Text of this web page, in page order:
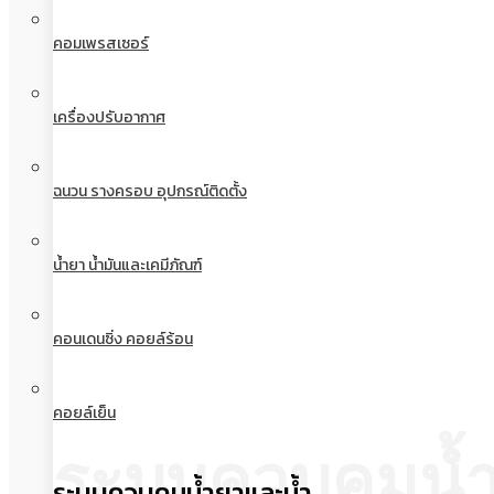
คอมเพรสเซอร์
เครื่องปรับอากาศ
ฉนวน รางครอบ อุปกรณ์ติดตั้ง
น้ำยา น้ำมันและเคมีภัณฑ์
คอนเดนซิ่ง คอยล์ร้อน
คอยล์เย็น